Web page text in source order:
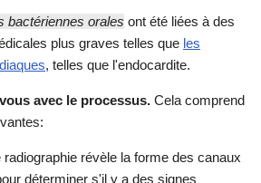
bactériennes orales ont été liées à des
plus graves telles que les
, telles que l'endocardite.
avec le processus. Cela comprend
révèle la forme des canaux
déterminer s'il y a des signes